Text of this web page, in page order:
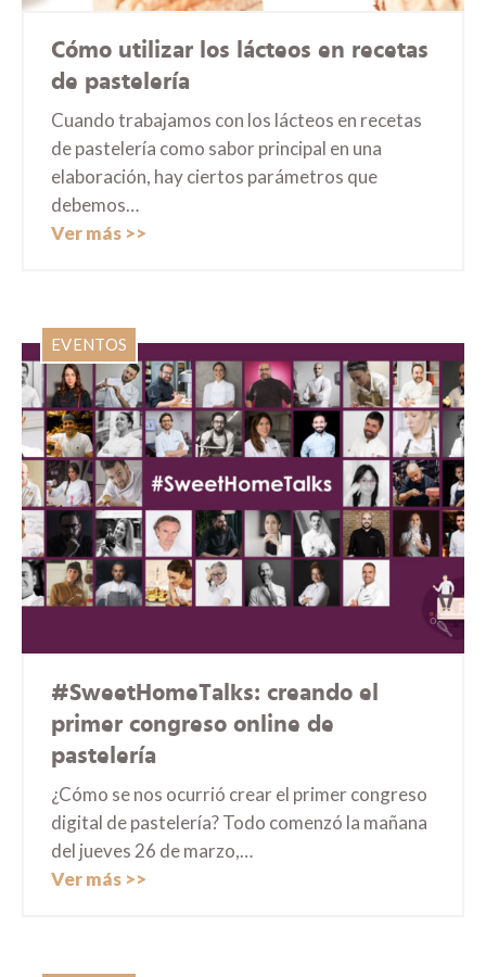
Cómo utilizar los lácteos en recetas
de pastelería
Cuando trabajamos con los lácteos en recetas
de pastelería como sabor principal en una
elaboración, hay ciertos parámetros que
debemos…
Ver más
EVENTOS
#SweetHomeTalks: creando el
primer congreso online de
pastelería
¿Cómo se nos ocurrió crear el primer congreso
digital de pastelería? Todo comenzó la mañana
del jueves 26 de marzo,…
Ver más